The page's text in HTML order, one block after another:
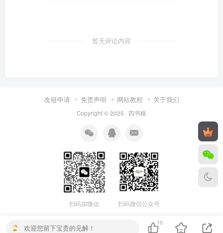
暂无评论内容
友链申请 免责声明 网站教程 关于我们
Copyright © 2025 · 四书格
扫码加微信 扫码微信公众号
欢迎您留下宝贵的见解！
10